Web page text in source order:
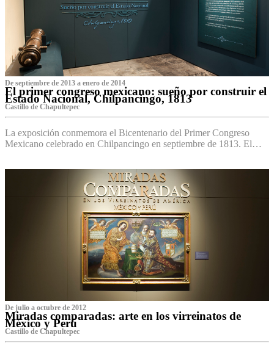
De septiembre de 2013 a enero de 2014
El primer congreso mexicano: sueño por construir el
Estado Nacional, Chilpancingo, 1813
Castillo de Chapultepec
La exposición conmemora el Bicentenario del Primer Congreso
Mexicano celebrado en Chilpancingo en septiembre de 1813. El…
De julio a octubre de 2012
Miradas comparadas: arte en los virreinatos de
México y Perú
Castillo de Chapultepec